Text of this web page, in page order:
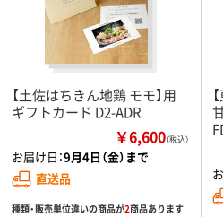
【土佐はちきん地鶏 モモ】用
ギフトカード D2-ADR
￥6,600（税込）
お届け日：9月4日（金）まで
直送品
種類・販売単位違いの商品が2商品あります